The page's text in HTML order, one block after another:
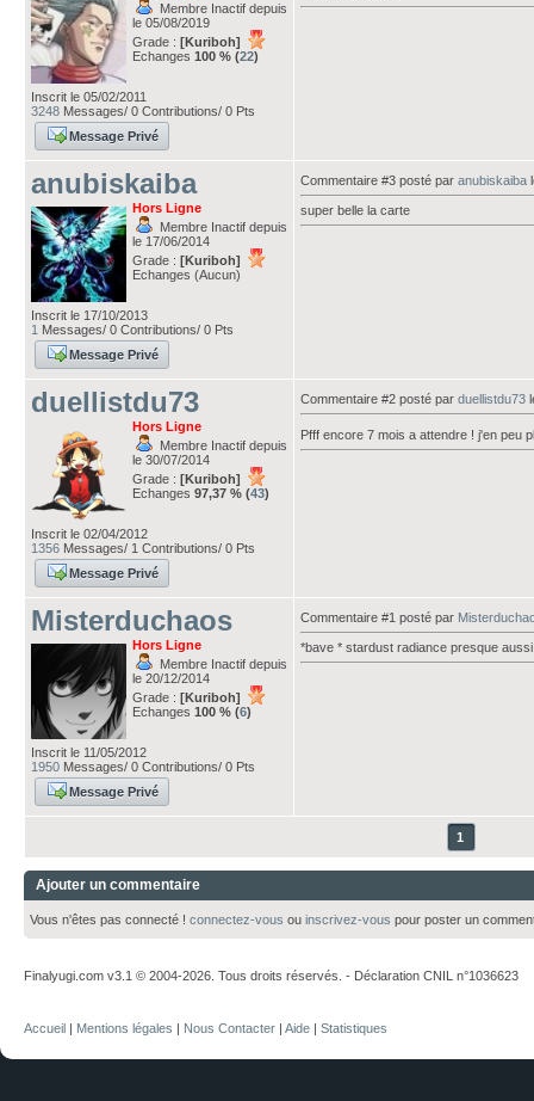
Membre Inactif depuis
le 05/08/2019
Grade : [Kuriboh]
Echanges 100 % (22)
Inscrit le 05/02/2011
3248 Messages/ 0 Contributions/ 0 Pts
Message Privé
anubiskaiba
Hors Ligne
Membre Inactif depuis
le 17/06/2014
Grade : [Kuriboh]
Echanges (Aucun)
Inscrit le 17/10/2013
1 Messages/ 0 Contributions/ 0 Pts
Message Privé
Commentaire #3 posté par anubiskaiba
super belle la carte
duellistdu73
Hors Ligne
Membre Inactif depuis
le 30/07/2014
Grade : [Kuriboh]
Echanges 97,37 % (43)
Inscrit le 02/04/2012
1356 Messages/ 1 Contributions/ 0 Pts
Message Privé
Commentaire #2 posté par duellistdu73
Pfff encore 7 mois a attendre ! j'en peu
Misterduchaos
Hors Ligne
Membre Inactif depuis
le 20/12/2014
Grade : [Kuriboh]
Echanges 100 % (6)
Inscrit le 11/05/2012
1950 Messages/ 0 Contributions/ 0 Pts
Message Privé
Commentaire #1 posté par
*bave * stardust radiance presque
1
Ajouter un commentaire
Vous n'êtes pas connecté ! connectez-vous ou inscrivez-vous pour poster un
Finalyugi.com v3.1 © 2004-2026. Tous droits réservés. - Déclaration CNIL n°1036623
Accueil | Mentions légales | Nous Contacter | Aide | Statistiques